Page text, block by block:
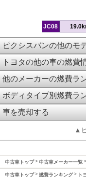
JC08
ピクシスバンの他のモ
トヨタの他の車の燃費
他のメーカーの燃費ラ
ボディタイプ別燃費ラ
車を売却する
▲
中古車トップ 中古車メーカー一覧
中古車トップ 燃費ランキング ト